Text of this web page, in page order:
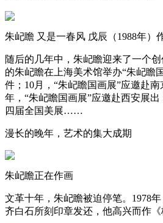
朱屺瞻 又是一春风 戊辰（1988年）
随后的几年中，朱屺瞻迎来了一个
的朱屺瞻在上海美术馆举办“朱屺瞻
件；10月，“朱屺瞻国画展”应邀赴
年，“朱屺瞻国画展”应邀赴西安展
四届全国美展……
漫长的晚年，艺术的集大成期
朱屺瞻正在作画
文革十年，朱屺瞻被迫停笔。1978
齐白石所刻印章发还，他高兴而作《